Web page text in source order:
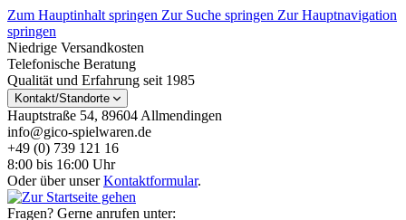
Zum Hauptinhalt springen Zur Suche springen Zur Hauptnavigation
springen
Niedrige Versandkosten
Telefonische Beratung
Qualität und Erfahrung seit 1985
Kontakt/Standorte
Hauptstraße 54, 89604 Allmendingen
info@gico-spielwaren.de
+49 (0) 739 121 16
8:00 bis 16:00 Uhr
Oder über unserKontaktformular.
Fragen? Gerne anrufen unter: